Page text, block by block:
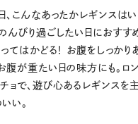
、こんなあったかレギンスは
んびり過ごしたい日におすす
てはかどる！ お腹をしっかり
腹が重たい日の味方にも。ロ
ョで、遊び心あるレギンスを
い。